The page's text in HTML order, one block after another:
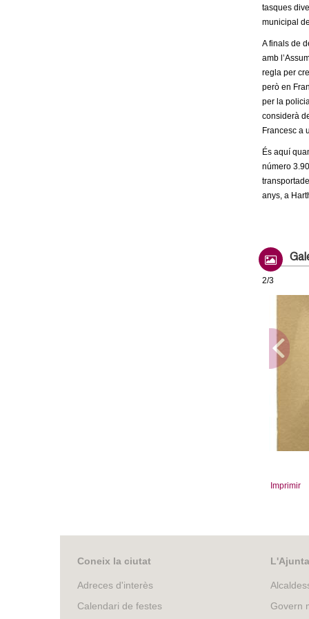
tasques
municipal
A finals de
amb
regla per
però en
per la
considerà
Francesc a
És aquí
número
anys, a
2/3
Imprimir
Coneix la ciutat
Adreces d'interès
Calendari de festes
Govern